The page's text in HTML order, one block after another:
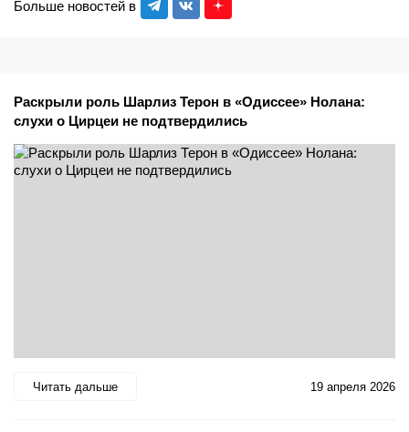
Больше новостей в
Раскрыли роль Шарлиз Терон в «Одиссее» Нолана:
слухи о Цирцеи не подтвердились
Читать дальше 19 апреля 2026